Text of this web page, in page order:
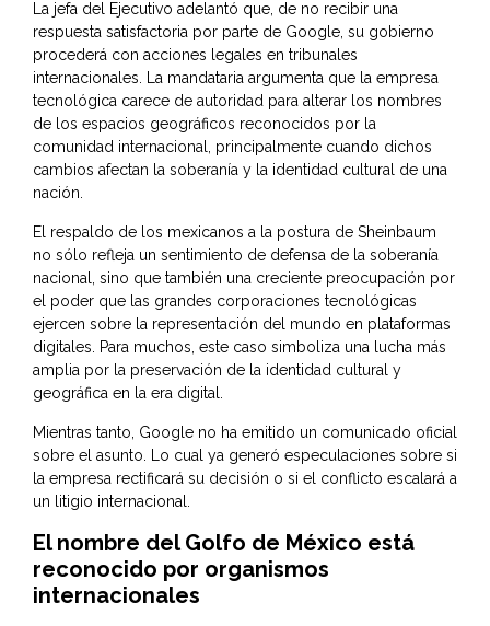
La jefa del Ejecutivo adelantó que, de no recibir una
respuesta satisfactoria por parte de Google, su gobierno
procederá con acciones legales en tribunales
internacionales. La mandataria argumenta que la empresa
tecnológica carece de autoridad para alterar los nombres
de los espacios geográficos reconocidos por la
comunidad internacional, principalmente cuando dichos
cambios afectan la soberanía y la identidad cultural de una
nación.
El respaldo de los mexicanos a la postura de Sheinbaum
no sólo refleja un sentimiento de defensa de la soberanía
nacional, sino que también una creciente preocupación por
el poder que las grandes corporaciones tecnológicas
ejercen sobre la representación del mundo en plataformas
digitales. Para muchos, este caso simboliza una lucha más
amplia por la preservación de la identidad cultural y
geográfica en la era digital.
Mientras tanto, Google no ha emitido un comunicado oficial
sobre el asunto. Lo cual ya generó especulaciones sobre si
la empresa rectificará su decisión o si el conflicto escalará a
un litigio internacional.
El nombre del Golfo de México está
reconocido por organismos
internacionales